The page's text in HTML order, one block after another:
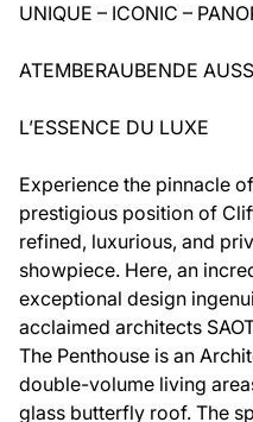
UNIQUE – ICONIC –
ATEMBERAUBENDE
L’ESSENCE DU LUXE
Experience the pinnacle
prestigious position of
refined, luxurious, and
showpiece. Here, an
exceptional design
acclaimed architects
The Penthouse is an
double-volume living
glass butterfly roof. The